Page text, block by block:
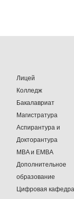
Лицей
Колледж
Бакалавриат
Магистратура
Аспирантура и
Докторантура
MBA и EMBA
Дополнительное
образование
Цифровая кафедра